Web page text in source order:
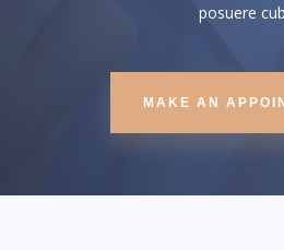
posuere
MAKE AN